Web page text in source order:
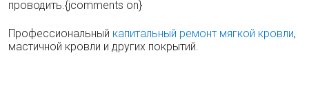
проводить.{jcomments on}
Профессиональный капитальный ремонт мягкой кровли,
мастичной кровли и других покрытий.